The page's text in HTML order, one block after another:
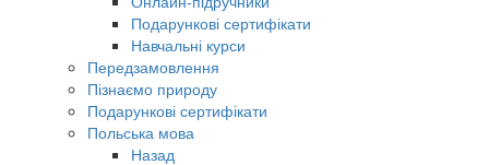
Подарункові сертифікати
Навчальні курси
Передзамовлення
Пізнаємо природу
Подарункові сертифікати
Польська мова
Назад